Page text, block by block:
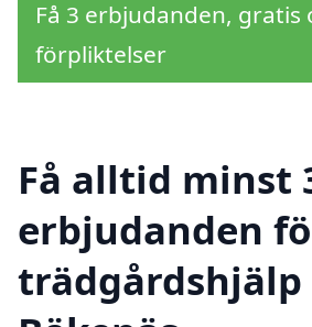
Få 3 erbjudanden, gratis
förpliktelser
Få alltid minst
erbjudanden
trädgårdshjälp